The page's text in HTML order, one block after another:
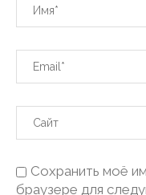
Сохранить моё
браузере для